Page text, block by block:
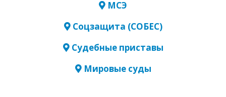
МСЭ
Соцзащита (СОБЕС)
Судебные приставы
Мировые суды